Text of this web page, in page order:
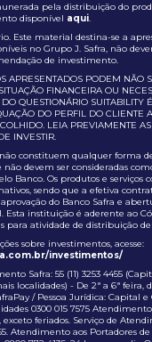
pela distribuição do
disponível aqui.
Este material destina-se a
no Grupo J. Safra, não
de investimento.
APRESENTADOS PODEM NÃO
FINANCEIRA OU
QUESTIONÁRIO SUITABILITY
DO PERFIL DO CLIENTE
LEIA PREVIAMENTE
INVESTIR.
não constituem qualquer forma
não devem ser consideradas
Banco. Os produtos e serviços
sendo que a efetiva
do Banco Safra e
Esta instituição é aderente ao
para atividade de distribuição
sobre investimentos, acesse:
investimentos/
Safra: 55 (11) 3253 4455
localidades) - De 2ª a 6ª feira,
/ Pessoa Jurídica: Capital e
0300 015 7575
exceto feriados. Serviço de
Atendimento aos Portadores